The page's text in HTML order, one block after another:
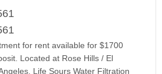
for rent available for $1700
Located at Rose Hills / El
Life Sours Water Filtration